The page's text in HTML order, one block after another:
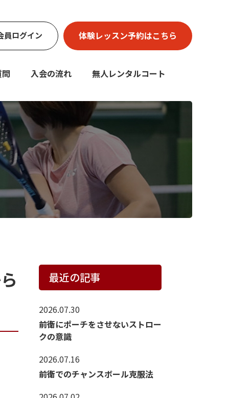
員ログイン 体験レッスン予約はこちら
入会の流れ 無人レンタルコート
最近の記事
2026.07.30
前衛にポーチをさせないストロー
クの意識
2026.07.16
前衛でのチャンスボール克服法